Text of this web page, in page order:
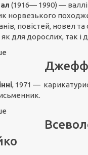
(1916— 1990) —
норвезького
повістей, новел та
для дорослих, так і
Джефф
, 1971 —